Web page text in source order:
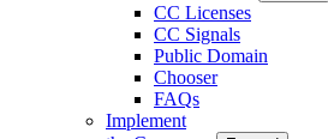
CC Licenses
CC Signals
Public Domain
Chooser
FAQs
Implement